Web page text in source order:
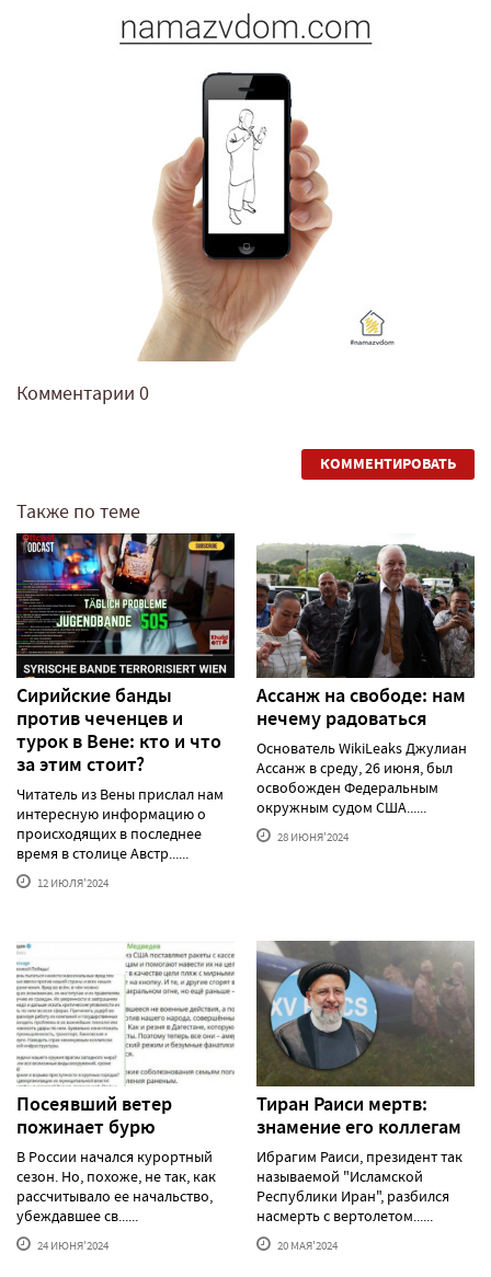
Комментарии 0
КОММЕНТИРОВАТЬ
Также по теме
Сирийские банды
против чеченцев и
турок в Вене: кто и что
за этим стоит?
Читатель из Вены прислал нам
интересную информацию о
происходящих в последнее
время в столице Австр......
12 ИЮЛЯ'2024
Ассанж на свободе: нам
нечему радоваться
Основатель WikiLeaks Джулиан
Ассанж в среду, 26 июня, был
освобожден Федеральным
окружным судом США......
28 ИЮНЯ'2024
Посеявший ветер
пожинает бурю
В России начался курортный
сезон. Но, похоже, не так, как
рассчитывало ее начальство,
убеждавшее св......
24 ИЮНЯ'2024
Тиран Раиси мертв:
знамение его коллегам
Ибрагим Раиси, президент так
называемой "Исламской
Республики Иран", разбился
насмерть с вертолетом......
20 МАЯ'2024